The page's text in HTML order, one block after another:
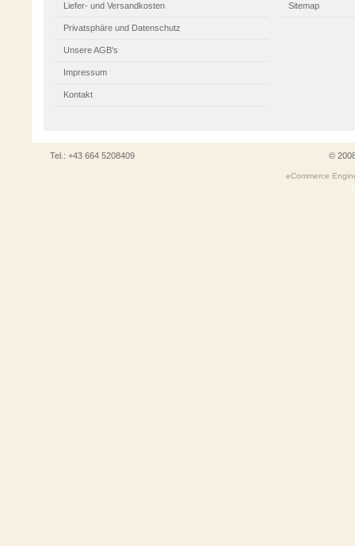
Liefer- und Versandkosten
Privatsphäre und Datenschutz
Unsere AGB's
Impressum
Kontakt
Sitemap
Tel.: +43 664 5208409 ©
eCommerce